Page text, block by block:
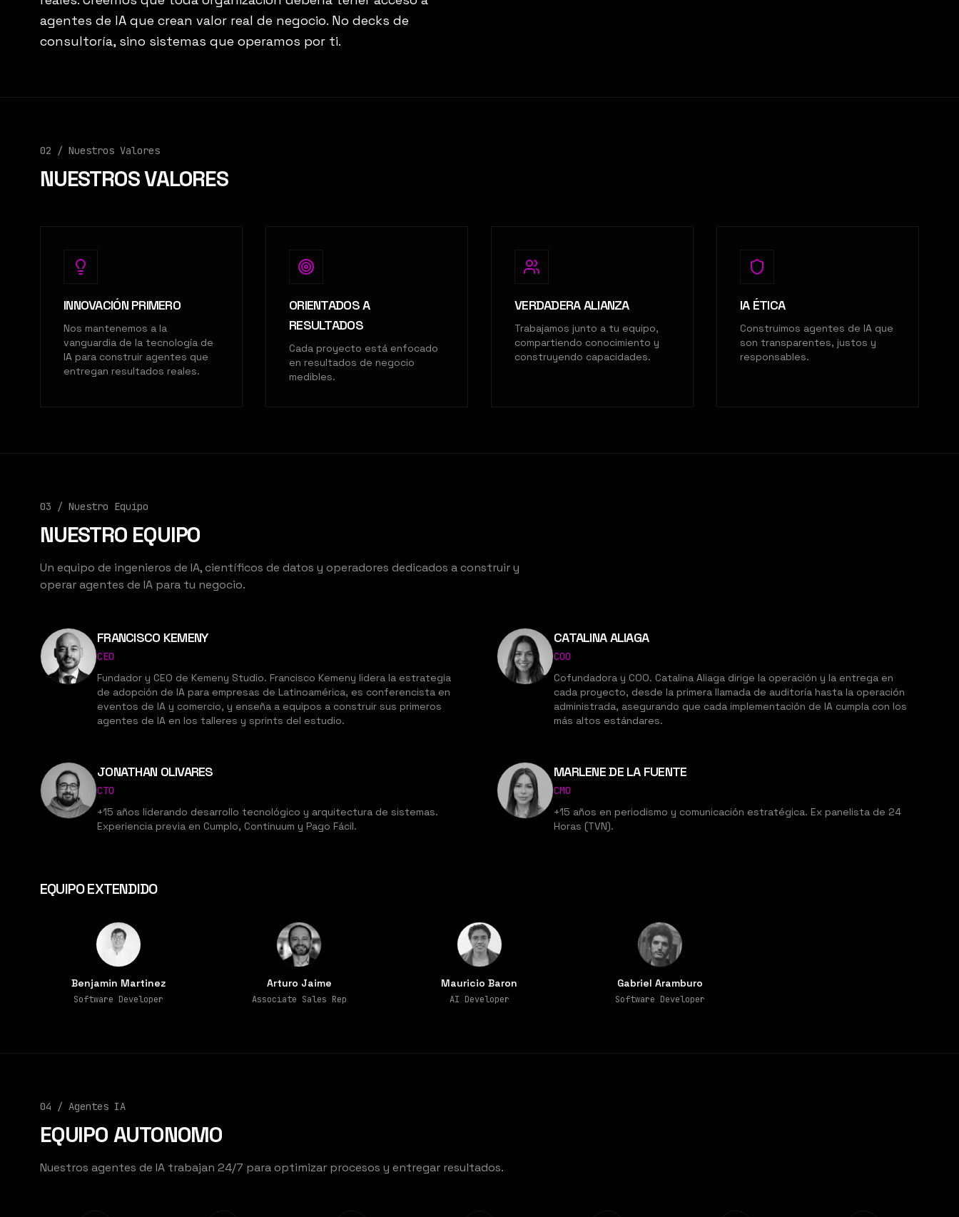
agentes de IA que crean valor real de negocio. No decks de
consultoría, sino sistemas que operamos por ti.
02 / Nuestros Valores
NUESTROS VALORES
INNOVACIÓN PRIMERO
Nos mantenemos a la
vanguardia de la tecnología de
IA para construir agentes que
entregan resultados reales.
ORIENTADOS A
RESULTADOS
Cada proyecto está enfocado
en resultados de negocio
medibles.
VERDADERA ALIANZA
Trabajamos junto a tu equipo,
compartiendo conocimiento y
construyendo capacidades.
IA ÉTICA
Construimos agentes de IA que
son transparentes, justos y
responsables.
03 / Nuestro Equipo
NUESTRO EQUIPO
Un equipo de ingenieros de IA, científicos de datos y operadores dedicados a construir y
operar agentes de IA para tu negocio.
FRANCISCO KEMENY
CEO
Fundador y CEO de Kemeny Studio. Francisco Kemeny lidera la estrategia
de adopción de IA para empresas de Latinoamérica, es conferencista en
eventos de IA y comercio, y enseña a equipos a construir sus primeros
agentes de IA en los talleres y sprints del estudio.
CATALINA ALIAGA
COO
Cofundadora y COO. Catalina Aliaga dirige la operación y la entrega en
cada proyecto, desde la primera llamada de auditoría hasta la operación
administrada, asegurando que cada implementación de IA cumpla con los
más altos estándares.
JONATHAN OLIVARES
CTO
+15 años liderando desarrollo tecnológico y arquitectura de sistemas.
Experiencia previa en Cumplo, Continuum y Pago Fácil.
MARLENE DE LA FUENTE
CMO
+15 años en periodismo y comunicación estratégica. Ex panelista de 24
Horas (TVN).
EQUIPO EXTENDIDO
Benjamin Martinez
Software Developer
Arturo Jaime
Associate Sales Rep
Mauricio Baron
AI Developer
Gabriel Aramburo
Software Developer
04 / Agentes IA
EQUIPO AUTONOMO
Nuestros agentes de IA trabajan 24/7 para optimizar procesos y entregar resultados.